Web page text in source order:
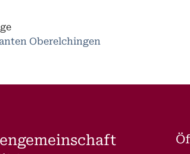
Oberelchingen